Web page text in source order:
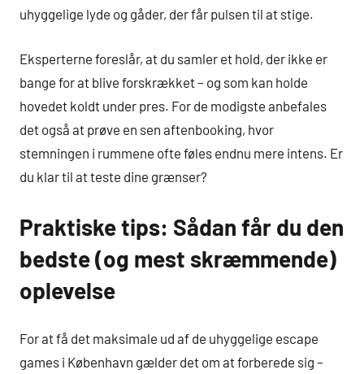
uhyggelige lyde og gåder, der får pulsen til at stige.
Eksperterne foreslår, at du samler et hold, der ikke er
bange for at blive forskrækket – og som kan holde
hovedet koldt under pres. For de modigste anbefales
det også at prøve en sen aftenbooking, hvor
stemningen i rummene ofte føles endnu mere intens. Er
du klar til at teste dine grænser?
Praktiske tips: Sådan får du den
bedste (og mest skræmmende)
oplevelse
For at få det maksimale ud af de uhyggelige escape
games i København gælder det om at forberede sig –